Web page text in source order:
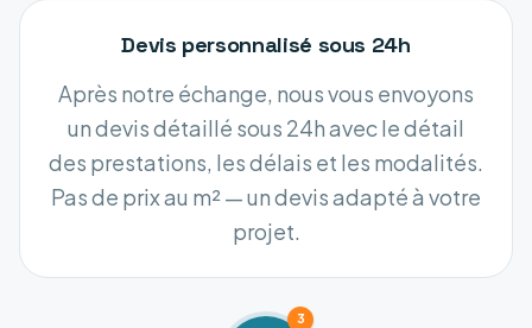
Devis personnalisé sous 24h
Après notre échange, nous vous envoyons
un devis détaillé sous 24h avec le détail
des prestations, les délais et les modalités.
Pas de prix au m² — un devis adapté à votre
projet.
3